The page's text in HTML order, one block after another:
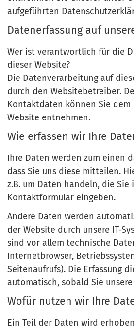
aufgeführten
Datenerfassung auf
Wer ist verantwortlich für die
dieser Website?
Die Datenverarbeitung auf
durch den Websitebetreiber.
Kontaktdaten können Sie dem
Website entnehmen.
Wie erfassen wir Ihre
Ihre Daten werden zum einen
dass Sie uns diese mitteilen.
z.B. um Daten handeln, die Sie
Kontaktformular eingeben.
Andere Daten werden
der Website durch unsere IT-
sind vor allem technische
Internetbrowser,
Seitenaufrufs). Die Erfassung
automatisch, sobald Sie
Wofür nutzen wir Ihre
Ein Teil der Daten wird